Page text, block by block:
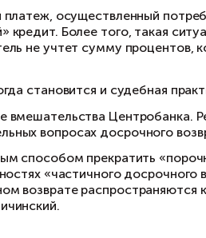
некоторые банки
кредита или его
процентам. Банк,
Как
физлиц-заемщиков и
4 ст. 11 этого закона,
кредита
дня возврата
кредита